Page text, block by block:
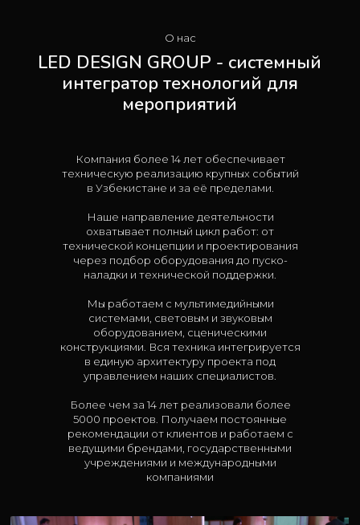
О нас
LED DESIGN GROUP - системный
интегратор технологий для
мероприятий
Компания более 14 лет обеспечивает
техническую реализацию крупных событий
в Узбекистане и за её пределами.
Наше направление деятельности
охватывает полный цикл работ: от
технической концепции и проектирования
через подбор оборудования до пуско-
наладки и технической поддержки.
Мы работаем с мультимедийными
системами, световым и звуковым
оборудованием, сценическими
конструкциями. Вся техника интегрируется
в единую архитектуру проекта под
управлением наших специалистов.
Более чем за 14 лет реализовали более
5000 проектов. Получаем постоянные
рекомендации от клиентов и работаем с
ведущими брендами, государственными
учреждениями и международными
компаниями